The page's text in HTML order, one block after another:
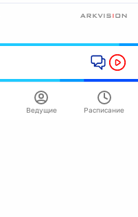
Ведущие Расписание